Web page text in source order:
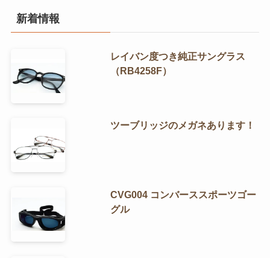
新着情報
レイバン度つき純正サングラス
（RB4258F）
ツーブリッジのメガネあります！
CVG004 コンバーススポーツゴー
グル